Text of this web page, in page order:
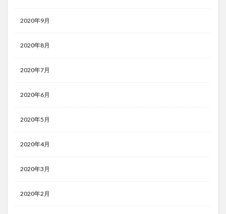
2020年9月
2020年8月
2020年7月
2020年6月
2020年5月
2020年4月
2020年3月
2020年2月